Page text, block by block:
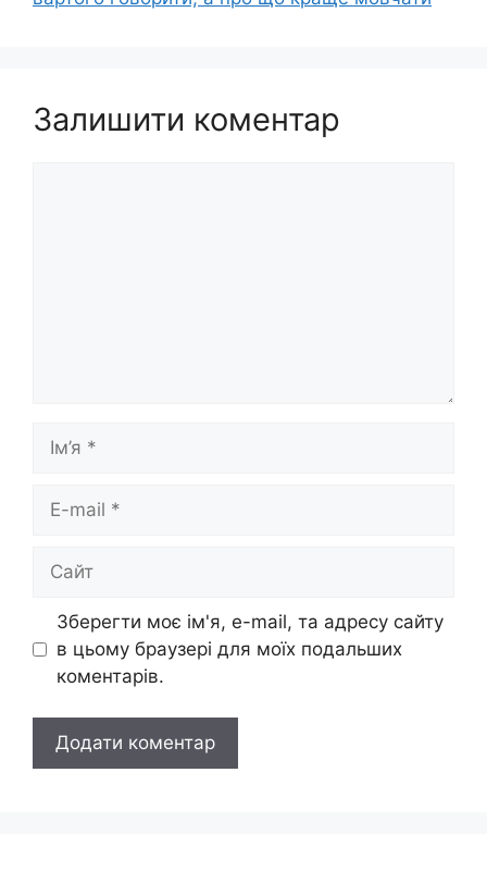
Залишити коментар
mail
Зберегти моє ім'я, e-mail, та адресу сайту
в цьому браузері для моїх подальших
коментарів.